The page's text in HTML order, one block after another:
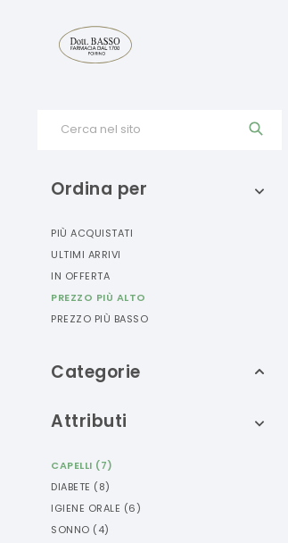
Cerca nel sito
Ordina per
PIÙ ACQUISTATI
ULTIMI ARRIVI
IN OFFERTA
PREZZO PIÙ ALTO
PREZZO PIÙ BASSO
Categorie
Attributi
CAPELLI (7)
DIABETE (8)
IGIENE ORALE (6)
SONNO (4)